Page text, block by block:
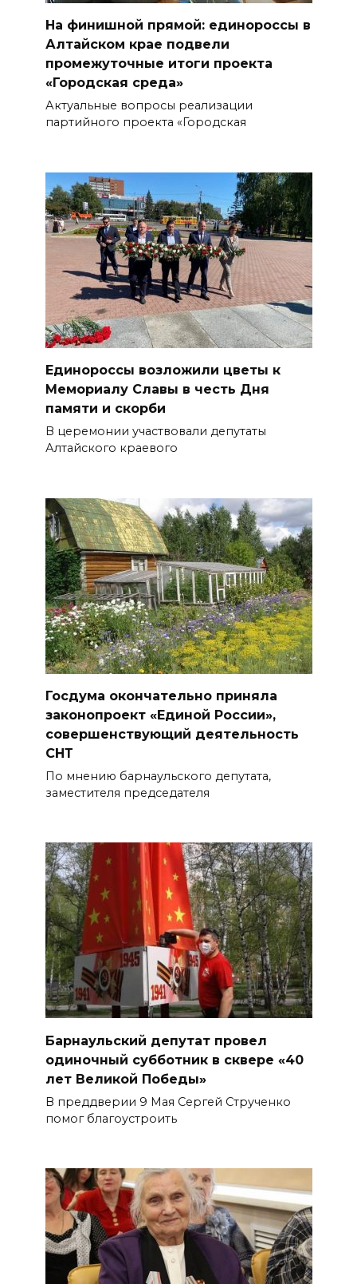
На финишной прямой: единороссы в
Алтайском крае подвели
промежуточные итоги проекта
«Городская среда»
Актуальные вопросы реализации
партийного проекта «Городская
Единороссы возложили цветы к
Мемориалу Славы в честь Дня
памяти и скорби
В церемонии участвовали депутаты
Алтайского краевого
Госдума окончательно приняла
законопроект «Единой России»,
совершенствующий деятельность
СНТ
По мнению барнаульского депутата,
заместителя председателя
Барнаульский депутат провел
одиночный субботник в сквере «40
лет Великой Победы»
В преддверии 9 Мая Сергей Струченко
помог благоустроить